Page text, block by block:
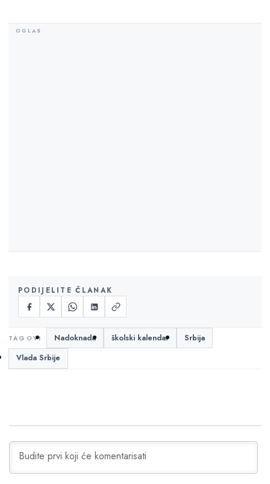
PODIJELITE ČLANAK
Nadoknada školski kalendar
Srbija
Vlada Srbije